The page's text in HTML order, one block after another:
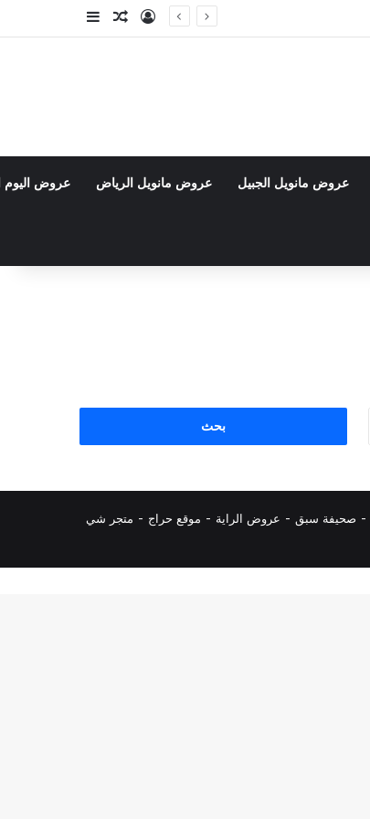
تسجيل الدخول
مقال عشوائي
إضافة عمود
عروض مانويل الجبيل عروض مانويل الرياض عروض اليوم
- صحيفة سبق - عروض الراية - موقع حراج - متجر شي